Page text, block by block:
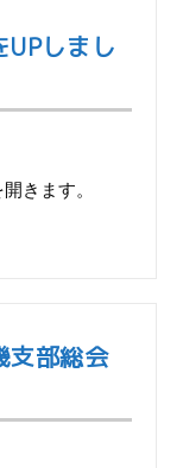
しまし
きます。
支部総会